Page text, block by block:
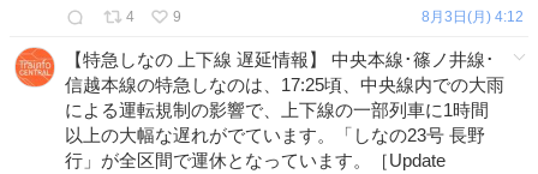
4
9 8月3日(月) 4:12
【特急しなの 上下線 遅延情報】 中央本線･篠ノ井線･
信越本線の特急しなのは、17:25頃、中央線内での大雨
による運転規制の影響で、上下線の一部列車に1時間
以上の大幅な遅れがでています。「しなの23号 長野
行」が全区間で運休となっています。［Update